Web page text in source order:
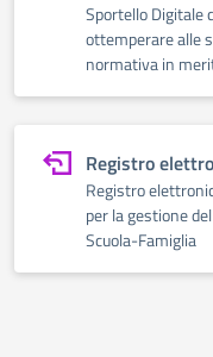
Sportello Digitale
ottemperare alle
normativa in
Registro
Registro
per la gestione
Scuola-Famiglia